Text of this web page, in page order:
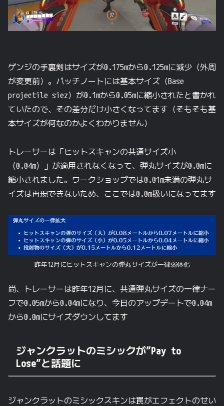
ゲンジの手裏剣はサイズが0.175mから0.125mに減少（外周
が変更前）。パッチノートには基本サイズ（Base
projectile siez）が0.1mから0.05mに縮小されたと書かれ
ていたので、その差分だけ小さくなってます（そもそも基
本サイズが何なのかよくわかりません）
トレーサーは「ヒットスキャンの共通サイズ小
（0.04m）」が適用されなくなって、弾丸サイズが0.0mに
縮小されました。ワークショップでは0.01m未満の弾丸サ
イズは再現できないため、ここでは0.0m扱いになってます
昨年12月にヒットスキャンの弾丸サイズが一律弱体化
尚、トレーサーは昨年12月に、共通弾丸サイズの一律ナー
フで0.05mから0.04mになり、今日のアップデートで0.04m
から0.0mにサイズダウンしてます
ジャンクラットのミシックが”Pay to
Lose”と話題に
ジャンクラットのミシックスキンは罠がエフェクトのせい